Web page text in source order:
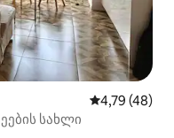
საშუალო
4,79 (48)
სახლი